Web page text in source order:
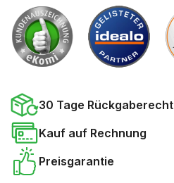
30 Tage Rückgaberecht
Kauf auf Rechnung
Preisgarantie